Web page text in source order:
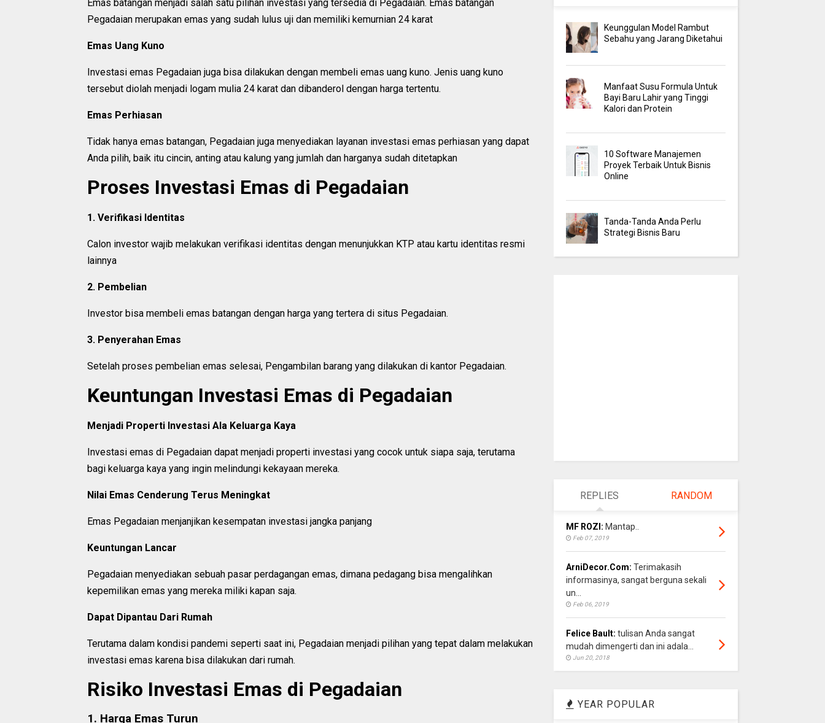
Emas batangan menjadi salah satu pilihan investasi yang tersedia di Pegadaian. Emas batangan
Pegadaian merupakan emas yang sudah lulus uji dan memiliki kemurnian 24 karat
Emas Uang Kuno
Investasi emas Pegadaian juga bisa dilakukan dengan membeli emas uang kuno. Jenis uang kuno
tersebut diolah menjadi logam mulia 24 karat dan dibanderol dengan harga tertentu.
Emas Perhiasan
Tidak hanya emas batangan, Pegadaian juga menyediakan layanan investasi emas perhiasan yang dapat
Anda pilih, baik itu cincin, anting atau kalung yang jumlah dan harganya sudah ditetapkan
Proses Investasi Emas di Pegadaian
1. Verifikasi Identitas
Calon investor wajib melakukan verifikasi identitas dengan menunjukkan KTP atau kartu identitas resmi
lainnya
2. Pembelian
Investor bisa membeli emas batangan dengan harga yang tertera di situs Pegadaian.
3. Penyerahan Emas
Setelah proses pembelian emas selesai, Pengambilan barang yang dilakukan di kantor Pegadaian.
Keuntungan Investasi Emas di Pegadaian
Menjadi Properti Investasi Ala Keluarga Kaya
Investasi emas di Pegadaian dapat menjadi properti investasi yang cocok untuk siapa saja, terutama
bagi keluarga kaya yang ingin melindungi kekayaan mereka.
Nilai Emas Cenderung Terus Meningkat
Emas Pegadaian menjanjikan kesempatan investasi jangka panjang
Keuntungan Lancar
Pegadaian menyediakan sebuah pasar perdagangan emas, dimana pedagang bisa mengalihkan
kepemilikan emas yang mereka miliki kapan saja.
Dapat Dipantau Dari Rumah
Terutama dalam kondisi pandemi seperti saat ini, Pegadaian menjadi pilihan yang tepat dalam melakukan
investasi emas karena bisa dilakukan dari rumah.
Risiko Investasi Emas di Pegadaian
1. Harga Emas Turun
Keunggulan Model Rambut
Sebahu yang Jarang Diketahui
Manfaat Susu Formula Untuk
Bayi Baru Lahir yang Tinggi
Kalori dan Protein
10 Software Manajemen
Proyek Terbaik Untuk Bisnis
Online
Tanda-Tanda Anda Perlu
Strategi Bisnis Baru
REPLIES RANDOM
MF ROZI: Mantap..
Feb 07, 2019
ArniDecor.Com: Terimakasih
informasinya, sangat berguna sekali
un...
Feb 06, 2019
Felice Bault: tulisan Anda sangat
mudah dimengerti dan ini adala...
Jun 20, 2018
YEAR POPULAR